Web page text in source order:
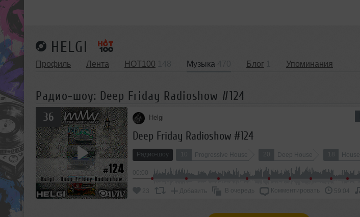
HELGI
Профиль Лента HOT100 Музыка Блог Упоминания
Радио-шоу: Deep Friday Radioshow #124
36 Helgi
Deep Friday Radioshow #124
Радио-шоу Progressive House 20 Deep House House
23 Добавить В очередь Комментировать 59:04